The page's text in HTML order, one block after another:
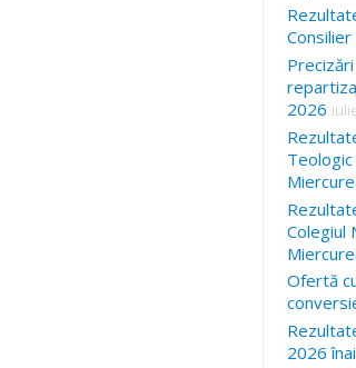
Consilier
2026
Teologic
Colegiul
Ofertă
2026